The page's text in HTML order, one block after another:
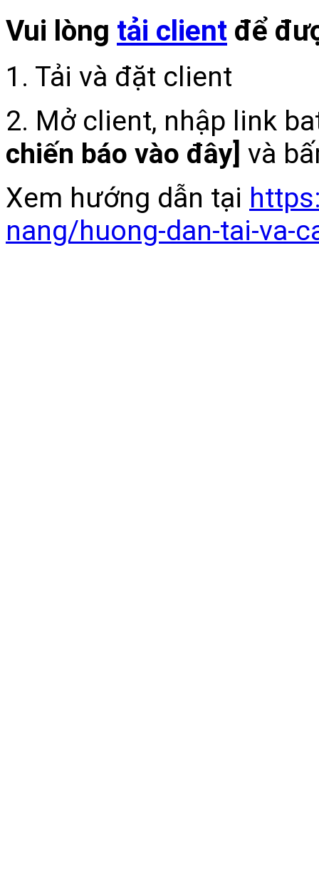
Vui lòng tải client để
1. Tải và đặt client
2. Mở client, nhập link
chiến báo vào đây] và
Xem hướng dẫn tại
nang/huong-dan-tai-va-